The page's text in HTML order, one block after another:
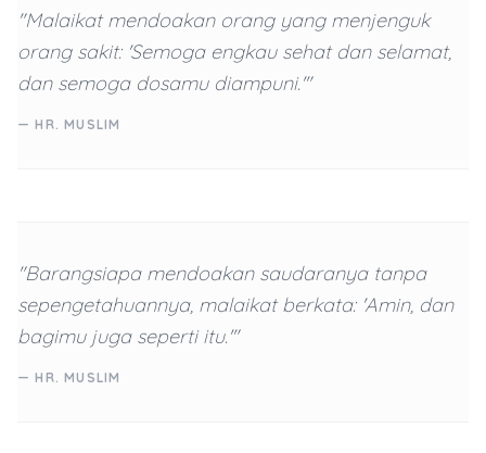
"Malaikat mendoakan orang yang menjenguk
orang sakit: 'Semoga engkau sehat dan selamat,
dan semoga dosamu diampuni.'"
— HR. MUSLIM
"Barangsiapa mendoakan saudaranya tanpa
sepengetahuannya, malaikat berkata: 'Amin, dan
bagimu juga seperti itu.'"
— HR. MUSLIM